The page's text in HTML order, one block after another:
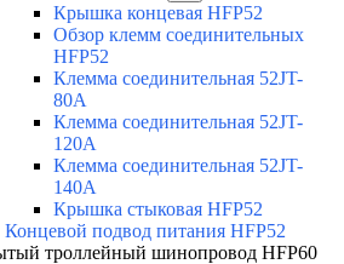
Крышка концевая HFP52
Обзор клемм соединительных
HFP52
Клемма соединительная 52JT-
80A
Клемма соединительная 52JT-
120A
Клемма соединительная 52JT-
140A
Крышка стыковая HFP52
Концевой подвод питания HFP52
троллейный шинопровод HFP60